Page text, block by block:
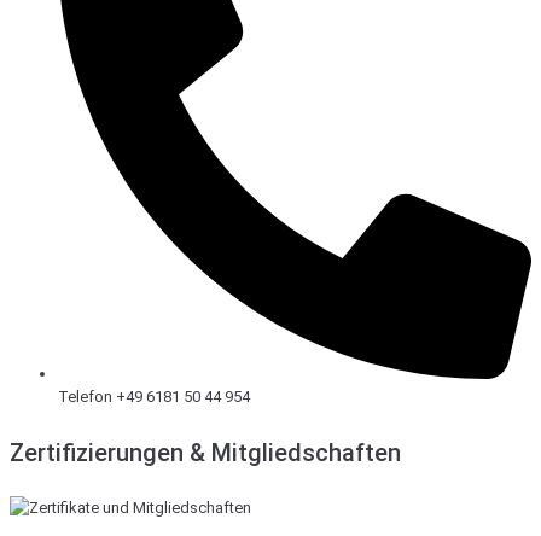
Telefon +49 6181 50 44 954
Zertifizierungen & Mitgliedschaften